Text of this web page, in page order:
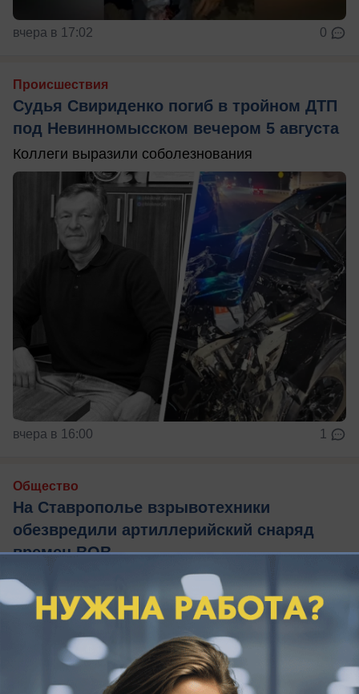
вчера в 17:02 0
Происшествия
Судья Свириденко погиб в тройном ДТП
под Невинномысском вечером 5 августа
Коллеги выразили соболезнования
вчера в 16:00 1
Общество
На Ставрополье взрывотехники
обезвредили артиллерийский снаряд
времен ВОВ
Опасную находку прошлых лет оперативно
подорвали